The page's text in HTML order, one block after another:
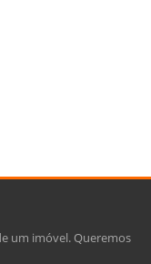
um imóvel. Queremos